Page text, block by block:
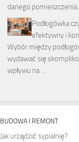
danego
Podłogówka
efektywny i
Wybór między
wydawać się
wpływu na …
BUDOWA I REMONT
Jak urządzić sypialnię?